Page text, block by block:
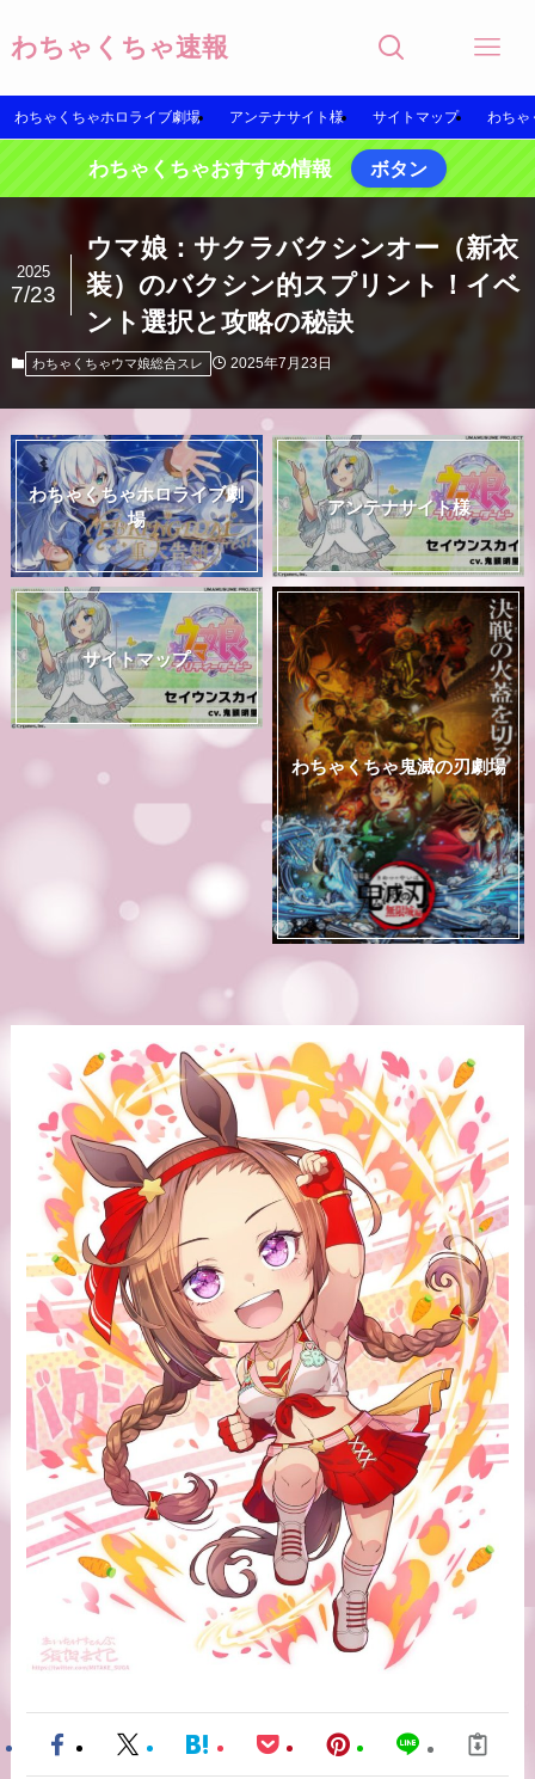
わちゃくちゃ速報
わちゃくちゃホロライブ劇場 アンテナサイト様 サイトマップ わちゃ
わちゃくちゃおすすめ情報 ボタン
ウマ娘：サクラバクシンオー（新衣
装）のバクシン的スプリント！イベ
ント選択と攻略の秘訣
2025
7/23
わちゃくちゃウマ娘総合スレ 2025年7月23日
わちゃくちゃホロライブ劇
場
アンテナサイト様
サイトマップ
わちゃくちゃ鬼滅の刃劇場